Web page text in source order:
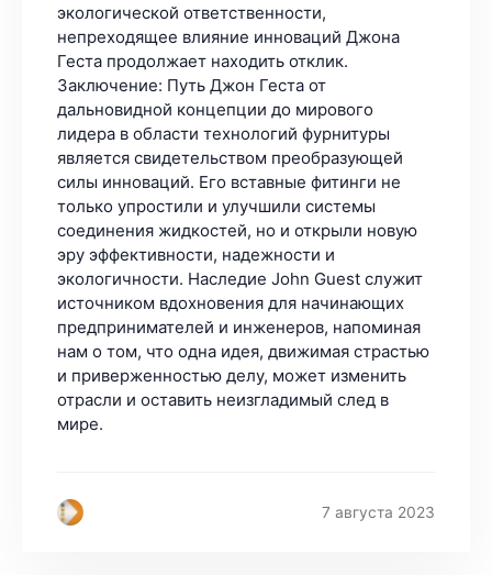
экологической ответственности,
непреходящее влияние инноваций Джона
Геста продолжает находить отклик.
Заключение: Путь Джон Геста от
дальновидной концепции до мирового
лидера в области технологий фурнитуры
является свидетельством преобразующей
силы инноваций. Его вставные фитинги не
только упростили и улучшили системы
соединения жидкостей, но и открыли новую
эру эффективности, надежности и
экологичности. Наследие John Guest служит
источником вдохновения для начинающих
предпринимателей и инженеров, напоминая
нам о том, что одна идея, движимая страстью
и приверженностью делу, может изменить
отрасли и оставить неизгладимый след в
мире.
7 августа 2023